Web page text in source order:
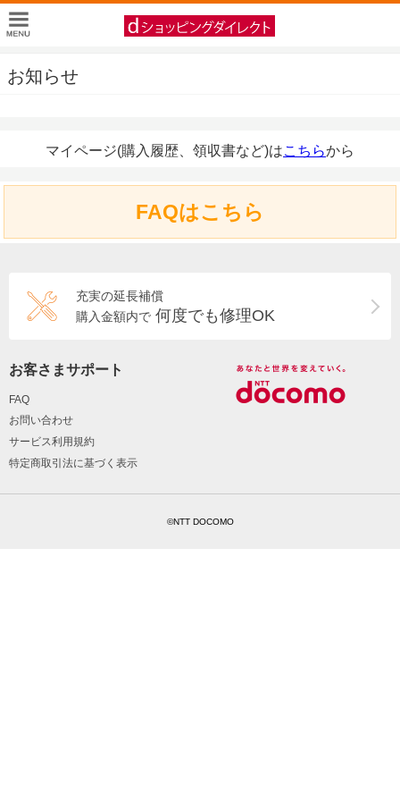
お知らせ
マイページ(購入履歴、領収書など)はこちらから
FAQはこちら
充実の延長補償
購入金額内で 何度でも修理OK
お客さまサポート
FAQ
お問い合わせ
サービス利用規約
特定商取引法に基づく表示
©NTT DOCOMO